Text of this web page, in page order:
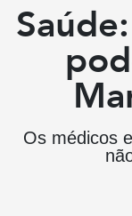
Os médicos